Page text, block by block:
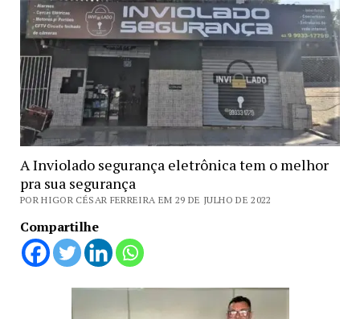
A Inviolado segurança eletrônica tem o melhor
pra sua segurança
POR HIGOR CÉSAR FERREIRA EM 29 DE JULHO DE 2022
Compartilhe